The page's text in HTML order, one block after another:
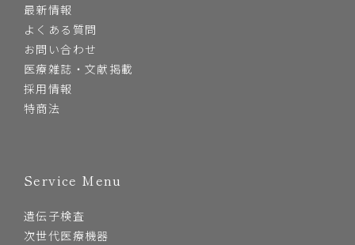
最新情報
よくある質問
お問い合わせ
医療雑誌・文献掲載
採用情報
特商法
Service Menu
遺伝子検査
次世代医療機器